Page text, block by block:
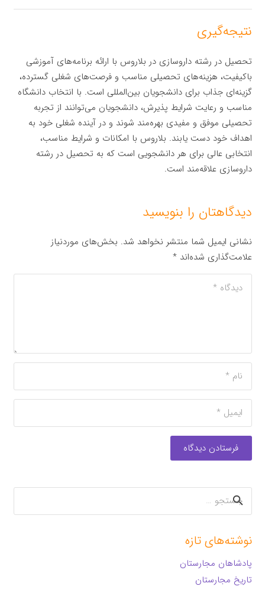
نتیجه‌گیری
تحصیل در رشته داروسازی در بلاروس با ارائه برنامه‌های آموزشی
باکیفیت، هزینه‌های تحصیلی مناسب و فرصت‌های شغلی گسترده،
گزینه‌ای جذاب برای دانشجویان بین‌المللی است. با انتخاب دانشگاه
مناسب و رعایت شرایط پذیرش، دانشجویان می‌توانند از تجربه
تحصیلی موفق و مفیدی بهره‌مند شوند و در آینده شغلی خود به
اهداف خود دست یابند. بلاروس با امکانات و شرایط مناسب،
انتخابی عالی برای هر دانشجویی است که به تحصیل در رشته
داروسازی علاقه‌مند است.
دیدگاهتان را بنویسید
نشانی ایمیل شما منتشر نخواهد شد. بخش‌های موردنیاز
علامت‌گذاری شده‌اند*
فرستادن دیدگاه
جستجو
برای:
نوشته‌های تازه
پادشاهان مجارستان
تاریخ مجارستان